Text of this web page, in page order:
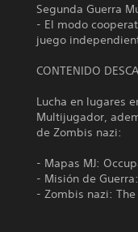
Segunda Guerra
- El modo
juego
CONTENIDO
Lucha en lugares
Multijugador,
de Zombis nazi:
- Mapas MJ:
- Misión de
- Zombis nazi: